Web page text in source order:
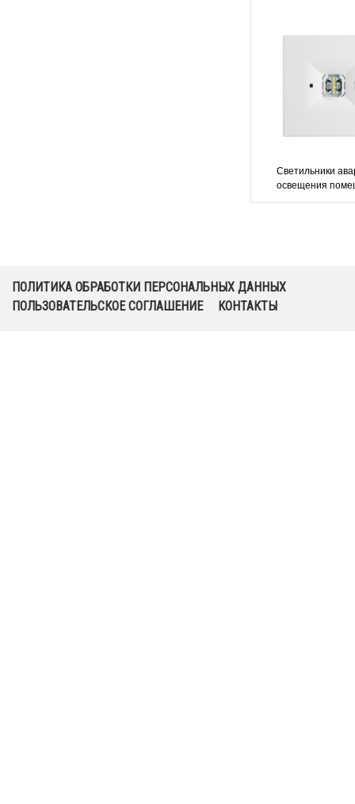
Светильники
освещения
высокими
ПОЛИТИКА ОБРАБОТКИ ПЕРСОНАЛЬНЫХ ДАННЫХ
ПОЛЬЗОВАТЕЛЬСКОЕ СОГЛАШЕНИЕ
КОНТАКТЫ